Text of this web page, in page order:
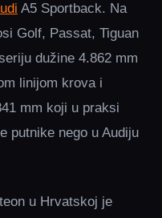
A5 Sportback. Na
Golf, Passat, Tiguan
dužine 4.862 mm
linijom krova i
mm koji u praksi
putnike nego u Audiju
u Hrvatskoj je